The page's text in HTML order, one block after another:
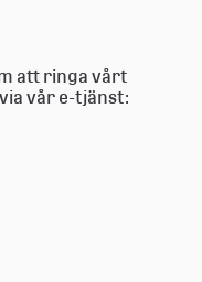
att ringa vårt
vår e-tjänst: